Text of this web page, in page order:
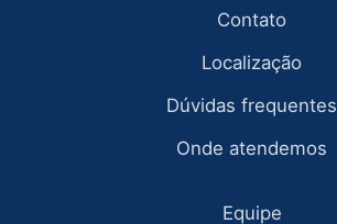
Contato
Localização
Dúvidas frequentes
Onde atendemos
Equipe